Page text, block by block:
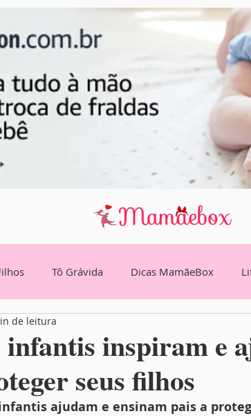
Tô Grávida Dicas MamãeBox
Entrevista
inspiram e
seus filhos
de leitura
ajudam e ensinam pais a